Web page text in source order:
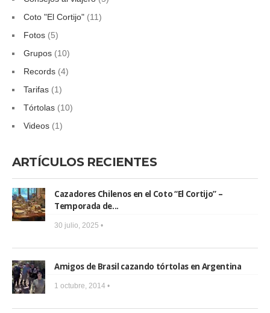
Coto "El Cortijo" (11)
Fotos (5)
Grupos (10)
Records (4)
Tarifas (1)
Tórtolas (10)
Videos (1)
ARTÍCULOS RECIENTES
Cazadores Chilenos en el Coto “El Cortijo” –
Temporada de...
30 julio, 2025 •
Amigos de Brasil cazando tórtolas en Argentina
1 octubre, 2014 •